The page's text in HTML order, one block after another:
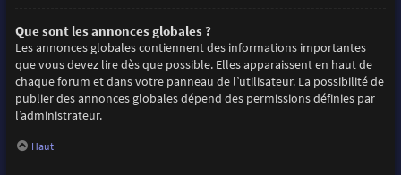
Que sont les annonces globales ?
Les annonces globales contiennent des informations importantes
que vous devez lire dès que possible. Elles apparaissent en haut de
chaque forum et dans votre panneau de l’utilisateur. La possibilité de
publier des annonces globales dépend des permissions définies par
l’administrateur.
Haut